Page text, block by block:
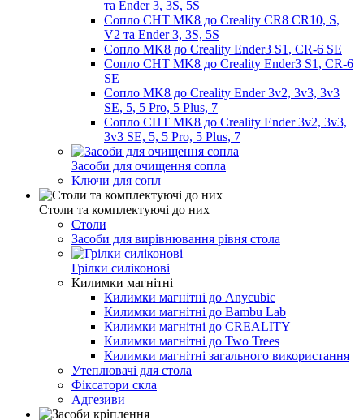
та Ender 3, 3S, 5S
Сопло CHT MK8 до Creality CR8 CR10, S,
V2 та Ender 3, 3S, 5S
Сопло MK8 до Creality Ender3 S1, CR-6 SE
Сопло CHT MK8 до Creality Ender3 S1, CR-6
SE
Сопло MK8 до Creality Ender 3v2, 3v3, 3v3
SE, 5, 5 Pro, 5 Plus, 7
Сопло CHT MK8 до Creality Ender 3v2, 3v3,
3v3 SE, 5, 5 Pro, 5 Plus, 7
Засоби для очищення сопла
Ключи для сопл
Столи та комплектуючі до них
Столи
Засоби для вирівнювання рівня стола
Грілки силіконові
Килимки магнітні
Килимки магнітні до Anycubic
Килимки магнітні до Bambu Lab
Килимки магнітні до CREALITY
Килимки магнітні до Two Trees
Килимки магнітні загального використання
Утеплювачі для стола
Фіксатори скла
Адгезиви